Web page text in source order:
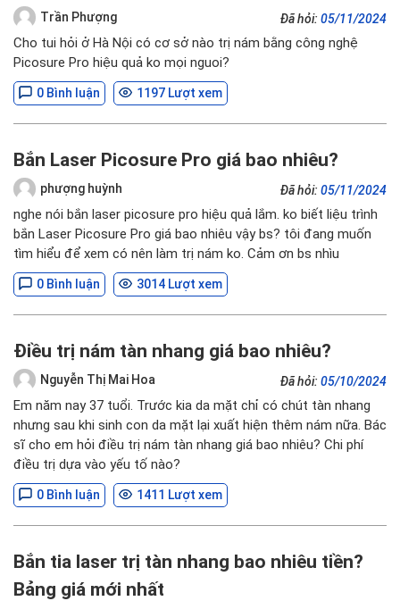
Trần Phượng Đã hỏi: 05/11/2024
Cho tui hỏi ở Hà Nội có cơ sở nào trị nám bằng công nghệ
Picosure Pro hiệu quả ko mọi nguoi?
0 Bình luận 1197 Lượt xem
Bắn Laser Picosure Pro giá bao nhiêu?
phượng huỳnh Đã hỏi: 05/11/2024
nghe nói bắn laser picosure pro hiệu quả lắm. ko biết liệu trình
bắn Laser Picosure Pro giá bao nhiêu vậy bs? tôi đang muốn
tìm hiểu để xem có nên làm trị nám ko. Cảm ơn bs nhìu
0 Bình luận 3014 Lượt xem
Điều trị nám tàn nhang giá bao nhiêu?
Nguyễn Thị Mai Hoa Đã hỏi: 05/10/2024
Em năm nay 37 tuổi. Trước kia da mặt chỉ có chút tàn nhang
nhưng sau khi sinh con da mặt lại xuất hiện thêm nám nữa. Bác
sĩ cho em hỏi điều trị nám tàn nhang giá bao nhiêu? Chi phí
điều trị dựa vào yếu tố nào?
0 Bình luận 1411 Lượt xem
Bắn tia laser trị tàn nhang bao nhiêu tiền?
Bảng giá mới nhất